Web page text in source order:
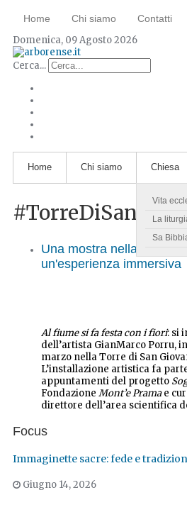
Home Chi siamo Contatti
Domenica, 09 Agosto 2026
Cerca...
Home Chi siamo Chiesa
Vita
La
Sa
Una mostra nella torre di
un'esperienza immersiva
Al fiume si fa festa con i fiori: si
dell’artista GianMarco Porru,
marzo nella Torre di San
L’installazione artistica fa
appuntamenti del progetto
Fondazione Mont’e Pramae
direttore dell’area scientifica
Focus
Immaginette sacre: fede e
Giugno 14, 2026